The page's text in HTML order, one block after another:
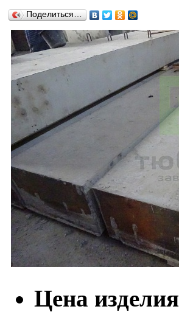
Поделиться…
Цена изделия